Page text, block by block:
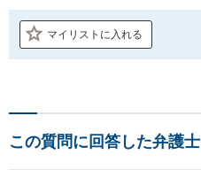
マイリストに入れる
この質問に回答した弁護士